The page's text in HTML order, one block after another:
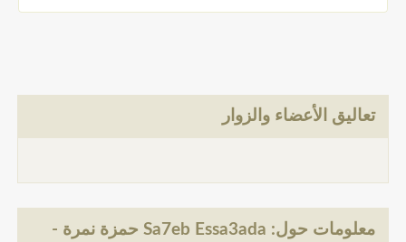
تعاليق الأعضاء والزوار
معلومات حول: Sa7eb Essa3ada حمزة نمرة -